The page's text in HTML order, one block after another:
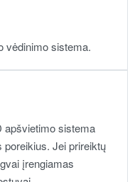
vėdinimo sistema.
apšvietimo sistema
Jei prireiktų
įrengiamas